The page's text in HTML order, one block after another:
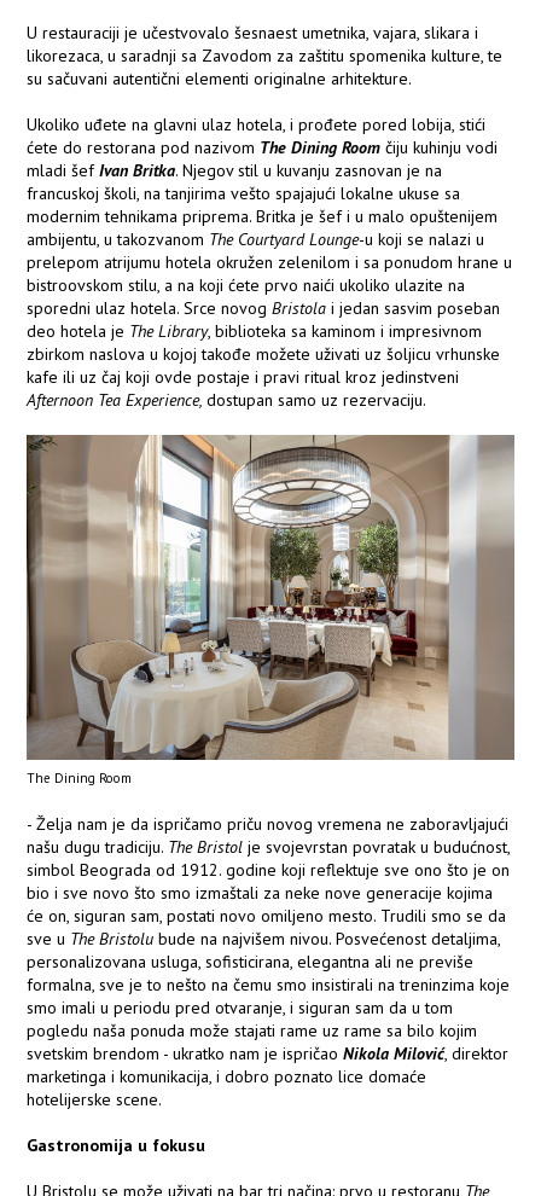
U restauraciji je učestvovalo šesnaest umetnika, vajara, slikara i
likorezaca, u saradnji sa Zavodom za zaštitu spomenika kulture, te
su sačuvani autentični elementi originalne arhitekture.
Ukoliko uđete na glavni ulaz hotela, i prođete pored lobija, stići
ćete do restorana pod nazivom The Dining Room čiju kuhinju vodi
mladi šefIvan Britka. Njegov stil u kuvanju zasnovan je na
francuskoj školi, na tanjirima vešto spajajući lokalne ukuse sa
modernim tehnikama priprema. Britka je šef i u malo opuštenijem
ambijentu, u takozvanom The Courtyard Lounge-u koji se nalazi u
prelepom atrijumu hotela okružen zelenilom i sa ponudom hrane u
bistroovskom stilu, a na koji ćete prvo naići ukoliko ulazite na
sporedni ulaz hotela. Srce novogBristola i jedan sasvim poseban
deo hotela je The Library, biblioteka sa kaminom i impresivnom
zbirkom naslova u kojoj takođe možete uživati uz šoljicu vrhunske
kafe ili uz čaj koji ovde postaje i pravi ritual kroz jedinstveni
Afternoon Tea Experience,dostupan samo uz rezervaciju.
The Dining Room
- Želja nam je da ispričamo priču novog vremena ne zaboravljajući
našu dugu tradiciju. The Bristol je svojevrstan povratak u budućnost,
simbol Beograda od 1912. godine koji reflektuje sve ono što je on
bio i sve novo što smo izmaštali za neke nove generacije kojima
će on, siguran sam, postati novo omiljeno mesto. Trudili smo se da
sve u The Bristolu bude na najvišem nivou. Posvećenost detaljima,
personalizovana usluga, sofisticirana, elegantna ali ne previše
formalna, sve je to nešto na čemu smo insistirali na treninzima koje
smo imali u periodu pred otvaranje, i siguran sam da u tom
pogledu naša ponuda može stajati rame uz rame sa bilo kojim
svetskim brendom - ukratko nam je ispričaoNikola Milović, direktor
marketinga i komunikacija, i dobro poznato lice domaće
hotelijerske scene.
Gastronomija u fokusu
U Bristolu se može uživati na bar tri načina: prvo u restoranu The